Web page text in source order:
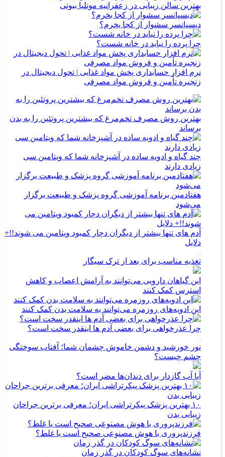
بهترین سالن زیبایی در زعفرانیه مونلیا بیوتی
دیسپانسر سشوار از کجا بخرم؟
چرا پرده را نباید در خانه شست؟
نرم افزار حسابداری پخش مواد غذایی | تحول دیجیتال در
زنجیره تأمین و فروش مواد مصرفی
بهترین روش مصرف تخم‌مرغ که بیشترین پروتئین را به بدن
برساند
چند گیاه و ادویه ساده در آشپزخانه شما که ویتامین سی
زیادی دارند
هفتادمین برنامه آموزشی گروه پزشک و طبیعت برگزار
می‌شود
آدم های تنها بیشتر از دیگران دچار کمبود ویتامین می شوند!!+
دلایل
تغذیه مناسب برای بعد از ترک سیگار
این گیاهان دارویی می‌توانند به آرامش اعصاب و کاهش
استرس کمک کنند
این ادویه‌های روزمره می‌توانند به سلامت بدن کمک کنند
چرا عذرخواهی برای بعضی آدم ها اینقدر سخت است؟
نور خورشید و دشمن خاموش چشمان شما؛ آفتاب سوختگی
چشم چیست؟
آیا آب گازدار برای دندان‌ها مضر است؟
۱۰ بهترین پزشک پیکرتراشی ایران؛ معرفی برترین جراحان
زیبایی بدن
فرزندپروری با هوش مصنوعی صحیح است یا غلط؟
نشانه‌های سوگ کودکان در گذر زمان